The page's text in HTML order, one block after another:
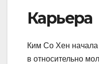
Карьера
Ким Со Хен начала
в относительно